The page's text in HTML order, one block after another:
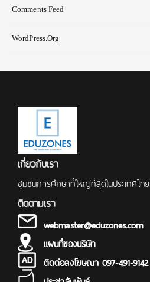
Comments Feed
WordPress.org
เกี่ยวกับเรา
ชุมชนการศึกษาที่ใหญ่ที่สุดในประเทศไทย
ติดตามเรา
webmaster@eduzones.com
แผนที่ของบริษัท
ติดต่อลงโฆษณา 097-491-9142